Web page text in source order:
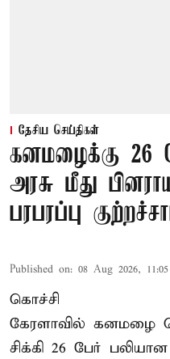
தேசிய செய்திகள்
கனமழைக்கு 26
அரசு மீது
பரபரப்பு
Published on: 08 Aug 2026,
கொச்சி
கேரளாவில் கனமழை
சிக்கி 26 பேர்